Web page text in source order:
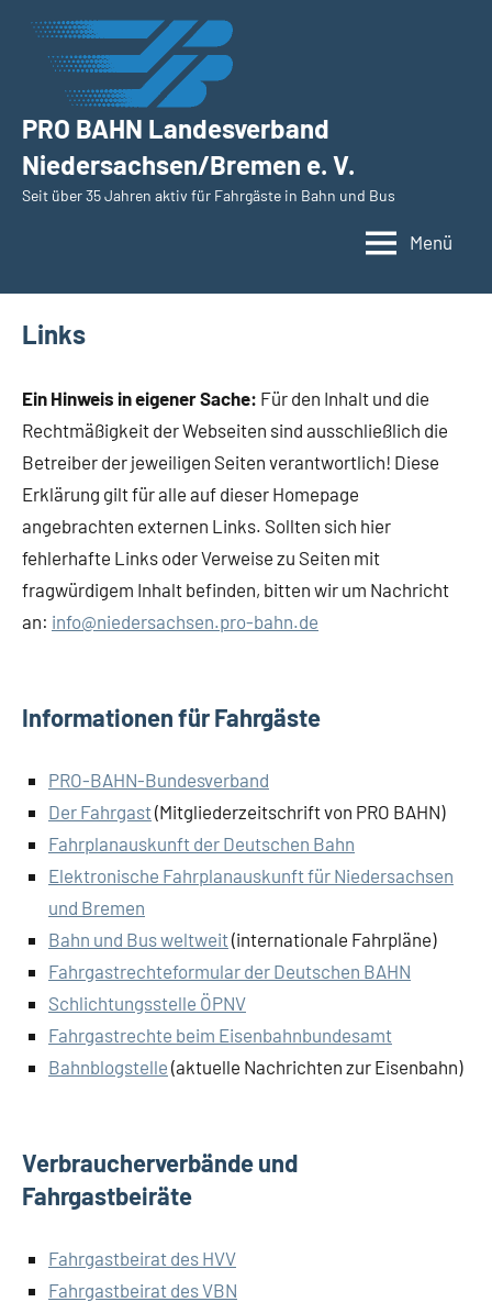
Inhalt
springen
PRO BAHN Landesverband
Niedersachsen/Bremen e. V.
Seit über 35 Jahren aktiv für Fahrgäste in Bahn und Bus
Menü
Links
Ein Hinweis in eigener Sache: Für den Inhalt und die
Rechtmäßigkeit der Webseiten sind ausschließlich die
Betreiber der jeweiligen Seiten verantwortlich! Diese
Erklärung gilt für alle auf dieser Homepage
angebrachten externen Links. Sollten sich hier
fehlerhafte Links oder Verweise zu Seiten mit
fragwürdigem Inhalt befinden, bitten wir um Nachricht
an: info@niedersachsen.pro-bahn.de
Informationen für Fahrgäste
PRO-BAHN-Bundesverband
Der Fahrgast(Mitgliederzeitschrift von PRO BAHN)
Fahrplanauskunft der Deutschen Bahn
Elektronische Fahrplanauskunft für Niedersachsen
und Bremen
Bahn und Bus weltweit(internationale Fahrpläne)
Fahrgastrechteformular der Deutschen BAHN
Schlichtungsstelle ÖPNV
Fahrgastrechte beim Eisenbahnbundesamt
Bahnblogstelle (aktuelle Nachrichten zur Eisenbahn)
Verbraucherverbände und
Fahrgastbeiräte
Fahrgastbeirat des HVV
Fahrgastbeirat des VBN